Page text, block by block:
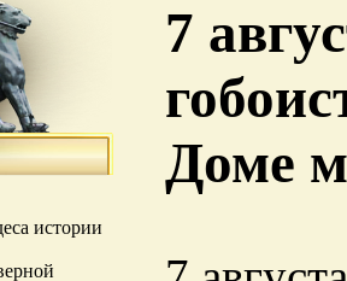
истории
7
Доме